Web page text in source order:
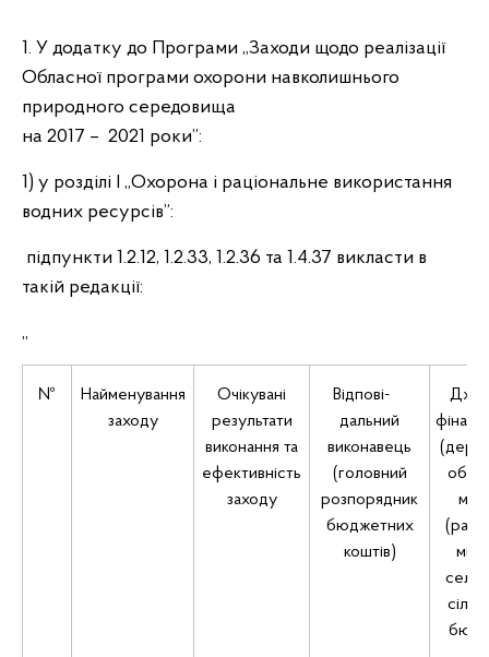
1. У додатку до Програми „Заходи щодо реалізації
Обласної програми охорони навколишнього
природного середовища
на 2017 – 2021 роки”:
1) у розділі I „Охорона і раціональне використання
водних ресурсів”:
підпункти 1.2.12, 1.2.33, 1.2.36 та 1.4.37 викласти в
такій редакції:
„
№
Найменування
заходу
Очікувані
результати
виконання та
ефективність
заходу
Відпові-
дальний
виконавець
(головний
розпорядник
бюджетних
коштів)